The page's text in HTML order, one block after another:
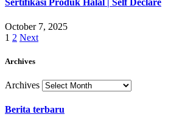
Sertifikasi Produk Halal | Self Declare
October 7, 2025
1 2 Next
Archives
Archives
Berita terbaru